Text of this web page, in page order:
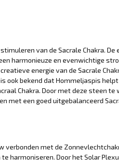
van de Sacrale Chakra.
harmonieuze en evenwichtige
energie van de Sacrale
bekend dat Hommeljaspis
Chakra. Door met deze steen te
met een goed uitgebalanceerd
met de
harmoniseren. Door het Solar